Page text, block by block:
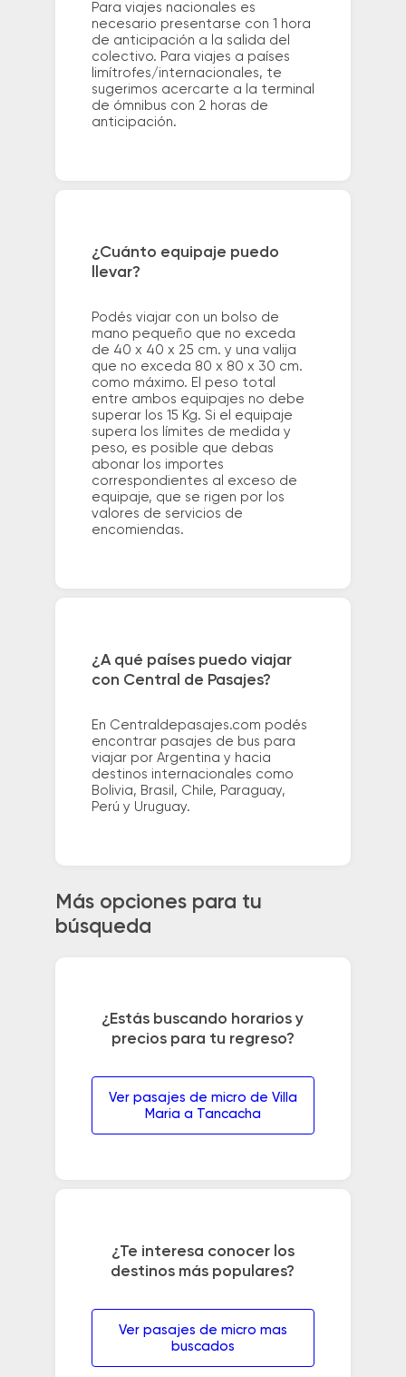
Para viajes nacionales es
necesario presentarse con 1 hora
de anticipación a la salida del
colectivo. Para viajes a países
limítrofes/internacionales, te
sugerimos acercarte a la terminal
de ómnibus con 2 horas de
anticipación.
¿Cuánto equipaje puedo
llevar?
Podés viajar con un bolso de
mano pequeño que no exceda
de 40 x 40 x 25 cm. y una valija
que no exceda 80 x 80 x 30 cm.
como máximo. El peso total
entre ambos equipajes no debe
superar los 15 Kg. Si el equipaje
supera los límites de medida y
peso, es posible que debas
abonar los importes
correspondientes al exceso de
equipaje, que se rigen por los
valores de servicios de
encomiendas.
¿A qué países puedo viajar
con Central de Pasajes?
En Centraldepasajes.com podés
encontrar pasajes de bus para
viajar por Argentina y hacia
destinos internacionales como
Bolivia, Brasil, Chile, Paraguay,
Perú y Uruguay.
Más opciones para tu
búsqueda
¿Estás buscando horarios y
precios para tu regreso?
Ver pasajes de micro de Villa
Maria a Tancacha
¿Te interesa conocer los
destinos más populares?
Ver pasajes de micro mas
buscados